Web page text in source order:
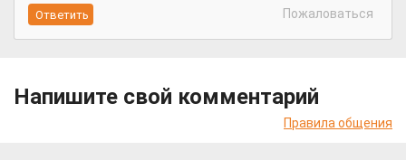
Пожаловаться
Напишите свой комментарий
Правила общения